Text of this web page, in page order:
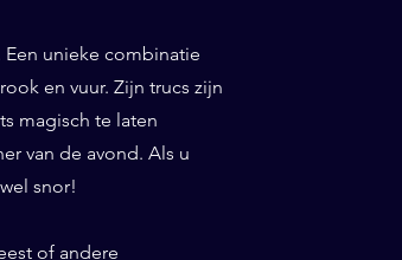
unieke combinatie
en vuur. Zijn trucs zijn
magisch te laten
van de avond. Als u
snor!
of andere